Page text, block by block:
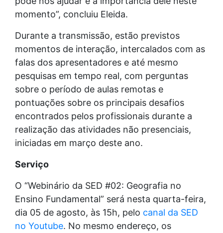
momento”, concluiu Eleida.
Durante a transmissão, estão previstos
momentos de interação, intercalados com as
falas dos apresentadores e até mesmo
pesquisas em tempo real, com perguntas
sobre o período de aulas remotas e
pontuações sobre os principais desafios
encontrados pelos profissionais durante a
realização das atividades não presenciais,
iniciadas em março deste ano.
Serviço
O “Webinário da SED #02: Geografia no
Ensino Fundamental” será nesta quarta-feira,
dia 05 de agosto, às 15h, pelo canal da SED
no Youtube. No mesmo endereço, os